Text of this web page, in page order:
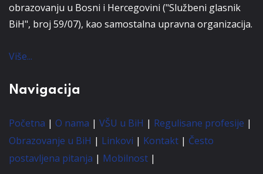
obrazovanju u Bosni i Hercegovini ("Službeni glasnik
BiH", broj 59/07), kao samostalna upravna organizacija.
Više...
Navigacija
Početna | O nama | VŠU u BiH | Regulisane profesije |
Obrazovanje u BiH | Linkovi | Kontakt | Često
postavljena pitanja | Mobilnost |